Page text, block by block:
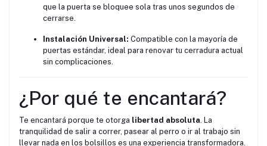
que la puerta se bloquee sola tras unos segundos de
cerrarse.
Instalación Universal: Compatible con la mayoría de
puertas estándar, ideal para renovar tu cerradura actual
sin complicaciones.
¿Por qué te encantará?
Te encantará porque te otorga libertad absoluta . La
tranquilidad de salir a correr, pasear al perro o ir al trabajo sin
llevar nada en los bolsillos es una experiencia transformadora.